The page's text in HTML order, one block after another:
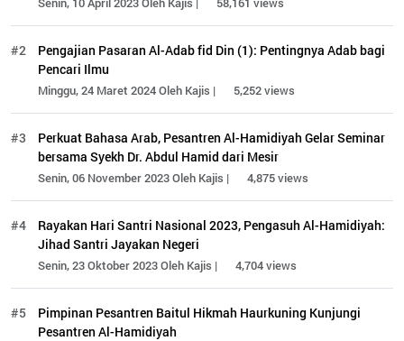
#2
Pengajian Pasaran Al-Adab fid Din (1): Pentingnya Adab bagi
Pencari Ilmu
Minggu, 24 Maret 2024 Oleh Kajis | 5,252 views
#3
Perkuat Bahasa Arab, Pesantren Al-Hamidiyah Gelar Seminar
bersama Syekh Dr. Abdul Hamid dari Mesir
Senin, 06 November 2023 Oleh Kajis | 4,875 views
#4
Rayakan Hari Santri Nasional 2023, Pengasuh Al-Hamidiyah:
Jihad Santri Jayakan Negeri
Senin, 23 Oktober 2023 Oleh Kajis | 4,704 views
#5
Pimpinan Pesantren Baitul Hikmah Haurkuning Kunjungi
Pesantren Al-Hamidiyah